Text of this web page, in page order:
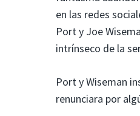
en las redes
Port y Joe
intrínseco de la
Port y Wiseman
renunciara por